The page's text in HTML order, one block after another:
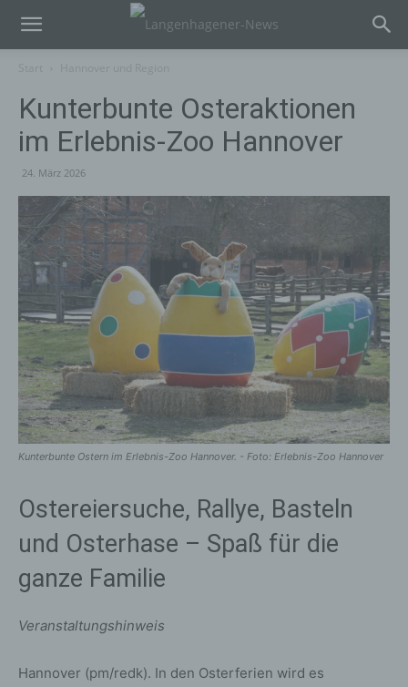
Kunterbunte Osteraktionen
im Erlebnis-Zoo Hannover
24. März 2026
Kunterbunte Ostern im Erlebnis-Zoo Hannover. - Foto: Erlebnis-Zoo Hannover
Ostereiersuche, Rallye, Basteln
und Osterhase – Spaß für die
ganze Familie
Veranstaltungshinweis
Hannover (pm/redk). In den Osterferien wird es